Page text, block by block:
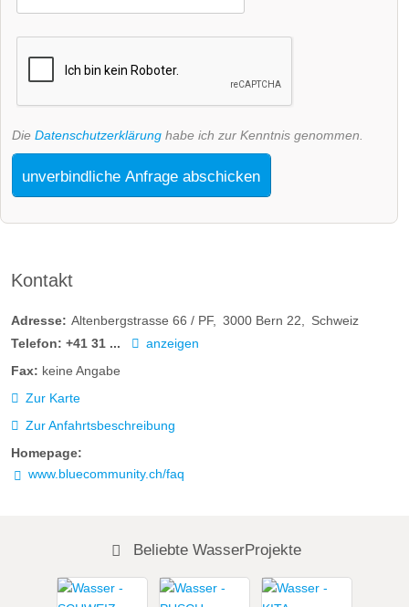
Die Datenschutzerklärung habe ich zur Kenntnis genommen.
unverbindliche Anfrage abschicken
Kontakt
Adresse: Altenbergstrasse 66 / PF 3000 Bern 22
Schweiz
Telefon: +41 31 ...
anzeigen
Fax: keine Angabe
Zur Karte
Zur Anfahrtsbeschreibung
Homepage:
www.bluecommunity.ch/faq
Beliebte WasserProjekte